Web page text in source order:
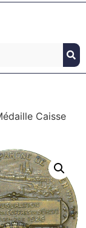
Caisse